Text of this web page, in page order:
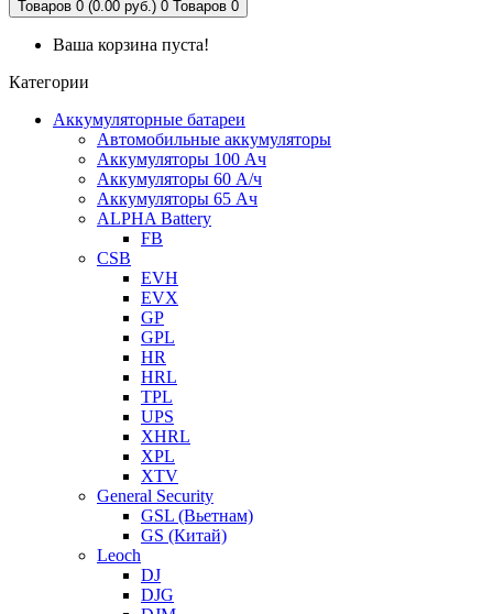
Товаров 0 (0.00 руб.) 0 Товаров 0
Ваша корзина пуста!
Категории
Аккумуляторные батареи
Автомобильные аккумуляторы
Аккумуляторы 100 Ач
Аккумуляторы 60 А/ч
Аккумуляторы 65 Ач
ALPHA Battery
FB
CSB
EVH
EVX
GP
GPL
HR
HRL
TPL
UPS
XHRL
XPL
XTV
General Security
GSL (Вьетнам)
GS (Китай)
Leoch
DJ
DJG